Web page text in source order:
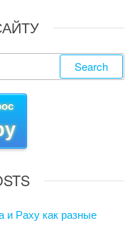
ail ck
et
ar
e
и Раху как разные